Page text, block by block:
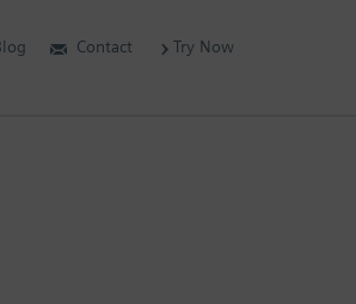
Contact Try Now